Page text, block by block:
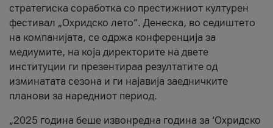
стратегиска соработка со престижниот културен
фестивал „Охридско лето“. Денеска, во седиштето
на компанијата, се одржа конференција за
медиумите, на која директорите на двете
институции ги презентираа резултатите од
изминатата сезона и ги најавија заедничките
планови за наредниот период.
„2025 година беше извонредна година за ‘Охридско